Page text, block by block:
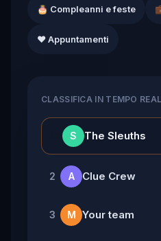
🎂 Compleanni e feste
❤️ Appuntamenti
CLASSIFICA IN TEMPO
S The Sleuths
2 A Clue Crew
3 M Your team